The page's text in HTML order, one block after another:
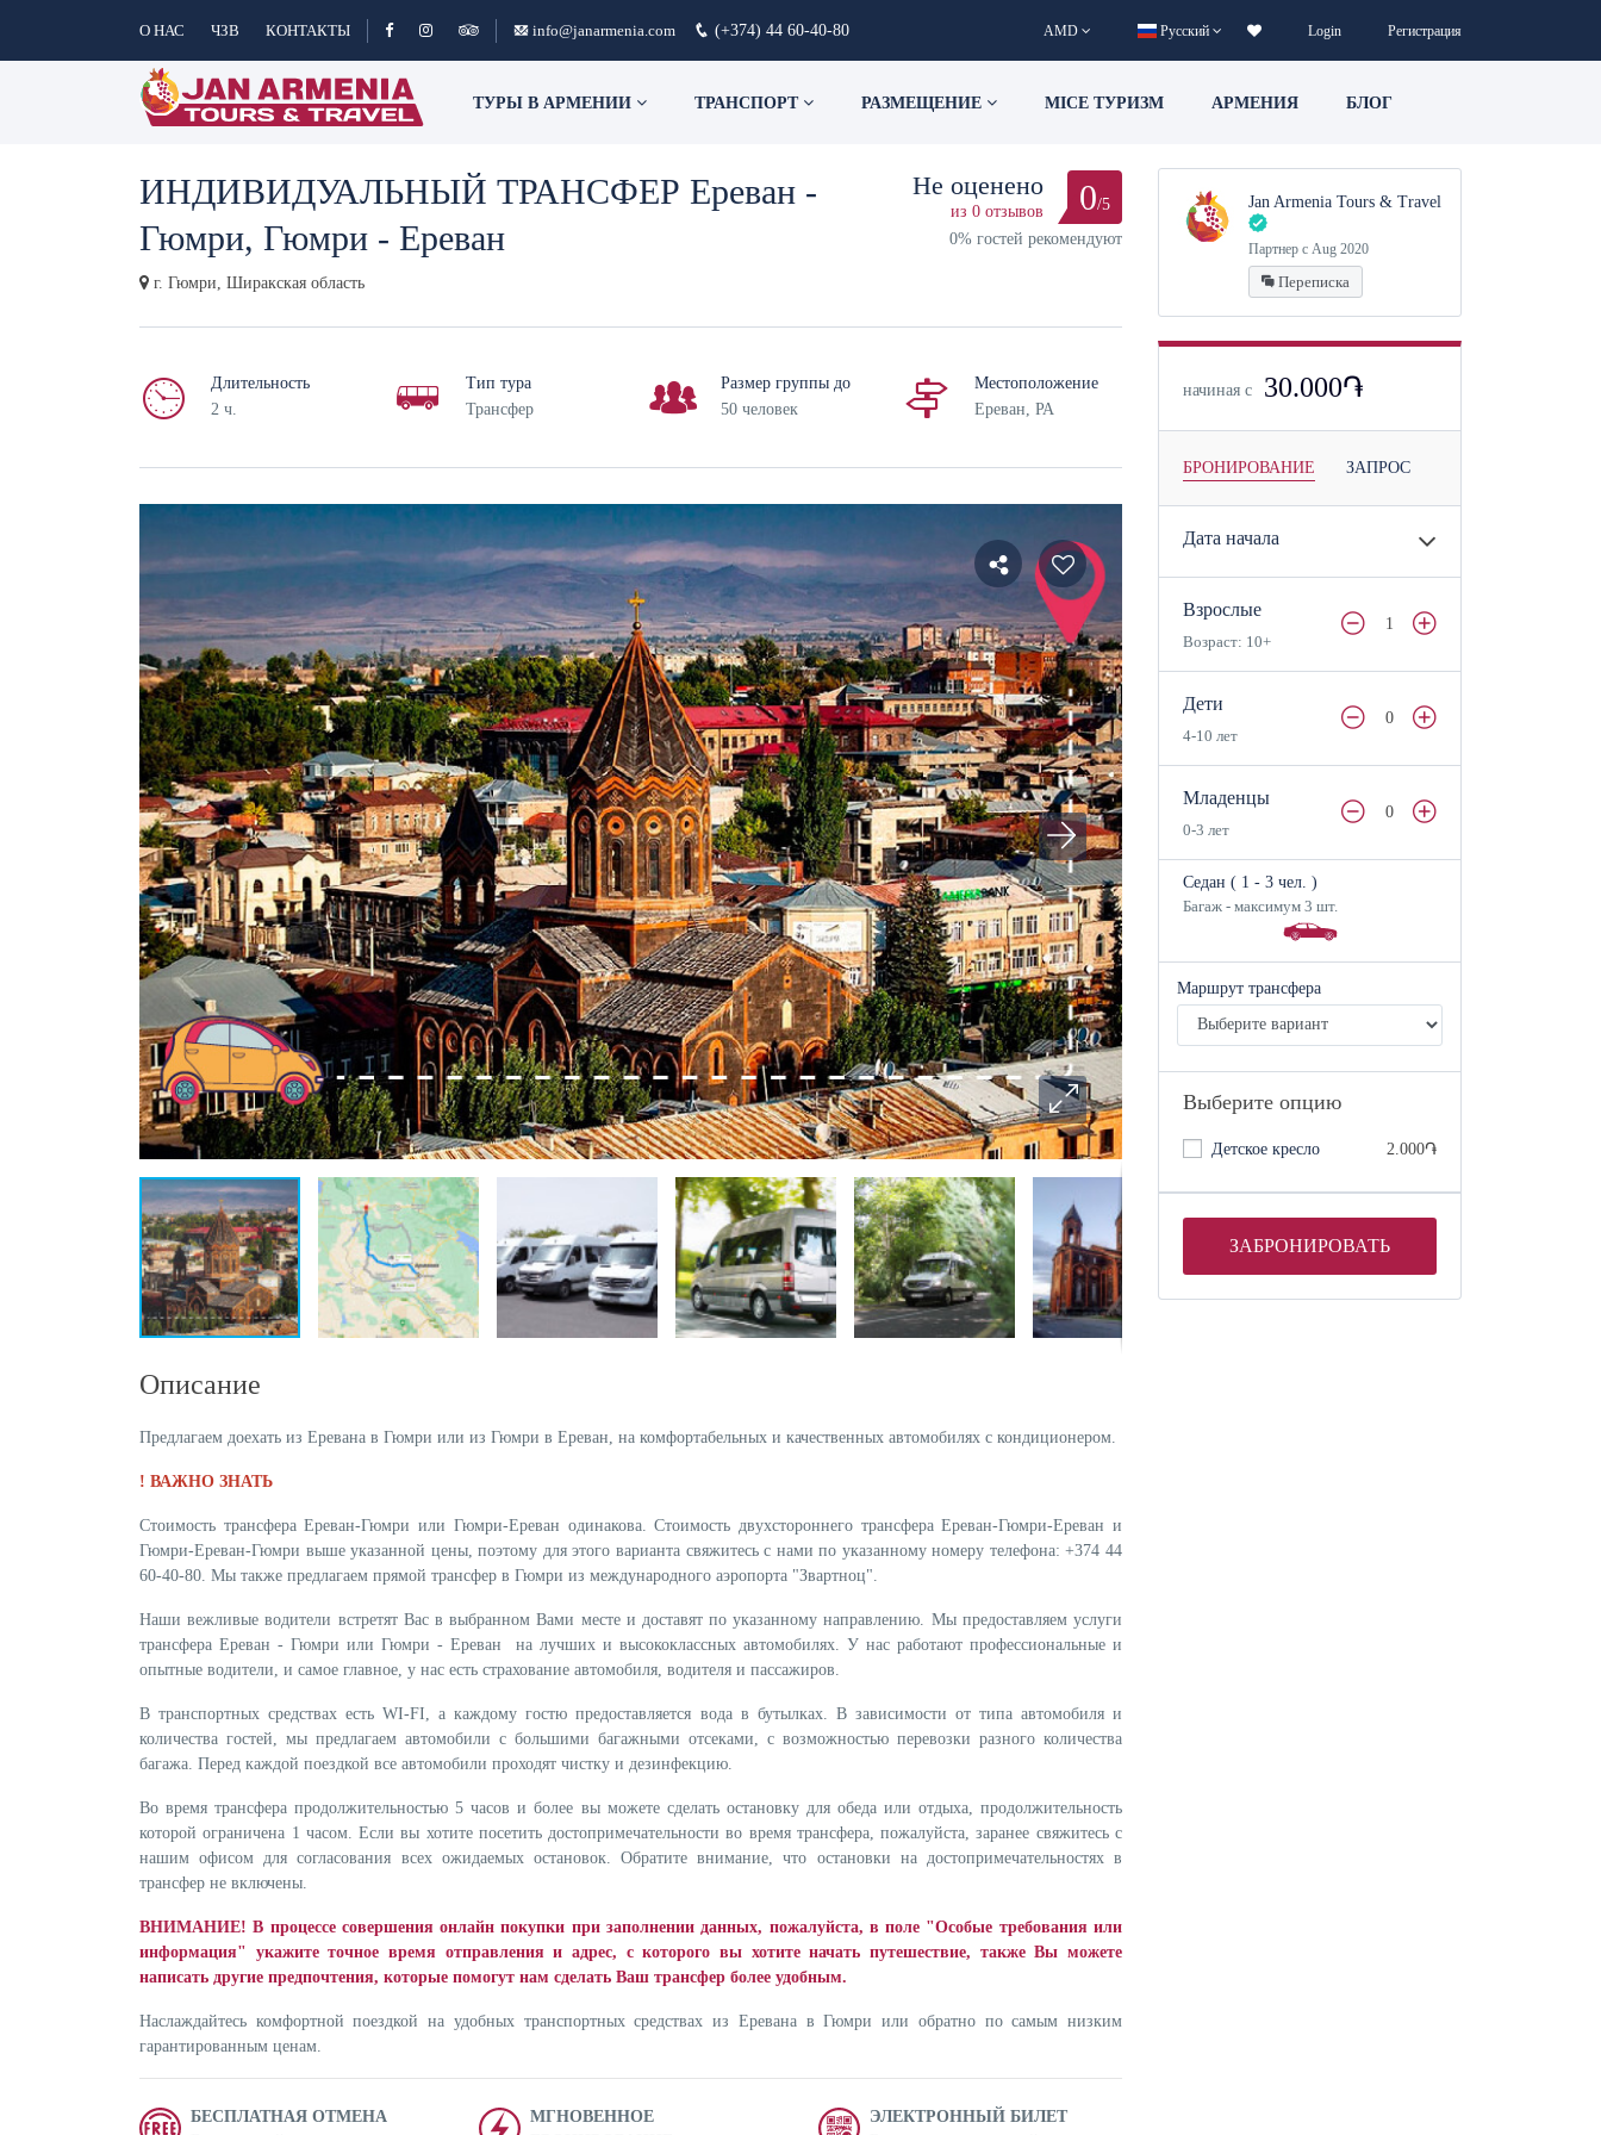
О НАС ЧЗВ КОНТАКТЫ info@janarmenia.com (+374) 44 60-40-80 AMD Русский Login Регистрация
ТУРЫ В АРМЕНИИ ТРАНСПОРТ РАЗМЕЩЕНИЕ MICE ТУРИЗМ АРМЕНИЯ БЛОГ
ИНДИВИДУАЛЬНЫЙ ТРАНСФЕР Ереван -
Гюмри, Гюмри - Ереван
г. Гюмри, Ширакская область
Не оценено
из 0 отзывов 0/5
0% гостей рекомендуют
Длительность
2 ч.
Тип тура
Трансфер
Размер группы до
50 человек
Местоположение
Ереван, РА
Описание
Предлагаем доехать из Еревана в Гюмри или из Гюмри в Ереван, на комфортабельных и качественных автомобилях с кондиционером.
! ВАЖНО ЗНАТЬ
Стоимость трансфера Ереван-Гюмри или Гюмри-Ереван одинакова.Стоимость двухстороннего трансфераЕреван-Гюмри-Ереван и
Гюмри-Ереван-Гюмри выше указанной цены, поэтому для этого варианта свяжитесь с нами по указанному номеру телефона: +374 44
60-40-80. Мы также предлагаем прямой трансфер в Гюмри из международного аэропорта "Звартноц".
Наши вежливые водители встретят Вас в выбранном Вами месте и доставят по указанному направлению. Мы предоставляем услуги
трансфера Ереван - Гюмри или Гюмри - Ереван на лучших и высококлассных автомобилях. У нас работают профессиональные и
опытные водители, и самое главное, у нас есть страхование автомобиля, водителя и пассажиров.
В транспортных средствах есть WI-FI, а каждому гостю предоставляется вода в бутылках. В зависимости от типа автомобиля и
количества гостей, мы предлагаем автомобили с большими багажными отсеками, с возможностью перевозки разного количества
багажа. Перед каждой поездкой все автомобили проходят чистку и дезинфекцию.
Во время трансфера продолжительностью 5 часов и более вы можете сделать остановку для обеда или отдыха, продолжительность
которой ограничена 1 часом. Если вы хотите посетить достопримечательности во время трансфера, пожалуйста, заранее свяжитесь с
нашим офисом для согласования всех ожидаемых остановок. Обратите внимание, что остановки на достопримечательностях в
трансфер не включены.
ВНИМАНИЕ! В процессе совершения онлайн покупки при заполнении данных, пожалуйста, в поле "Особые требования или
информация" укажите точное время отправления и адрес, с которого вы хотите начать путешествие, также Вы можете
написать другие предпочтения, которые помогут нам сделать Ваш трансфер более удобным.
Наслаждайтесь комфортной поездкой на удобных транспортных средствах из Еревана в Гюмри или обратно по самым низким
гарантированным ценам.
БЕСПЛАТНАЯ ОТМЕНА
МГНОВЕННОЕ
ЭЛЕКТРОННЫЙ БИЛЕТ
Jan Armenia Tours & Travel
Партнер с Aug 2020
Переписка
начиная с 30.000֏
БРОНИРОВАНИЕ ЗАПРОС
Дата начала
Взрослые
Возраст: 10+
1
Дети
4-10 лет
0
Младенцы
0-3 лет
0
Седан ( 1 - 3 чел. )
Багаж - максимум 3 шт.
Маршрут трансфера
Выберите опцию
Детское кресло 2.000֏
ЗАБРОНИРОВАТЬ